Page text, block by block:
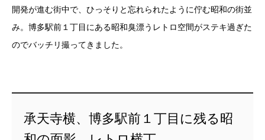
開発が進む街中で、ひっそりと忘れられたように佇む昭和の街並
み。博多駅前１丁目にある昭和臭漂うレトロ空間がステキ過ぎた
のでバッチリ撮ってきました。
承天寺横、博多駅前１丁目に残る昭